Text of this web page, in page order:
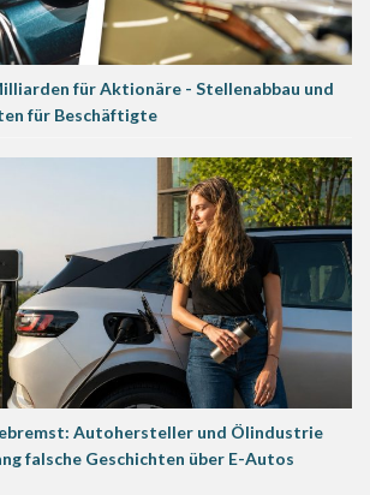
für Aktionäre - Stellenabbau und
für Beschäftigte
Autohersteller und Ölindustrie
falsche Geschichten über E-Autos